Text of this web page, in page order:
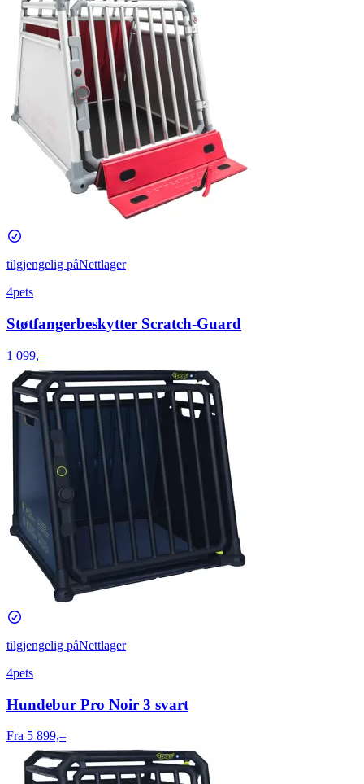
tilgjengelig påNettlager
4pets
Støtfangerbeskytter Scratch-Guard
1 099,–
tilgjengelig påNettlager
4pets
Hundebur Pro Noir 3 svart
Fra 5 899,–